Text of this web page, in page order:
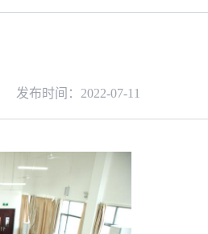
发布时间：2022-07-11